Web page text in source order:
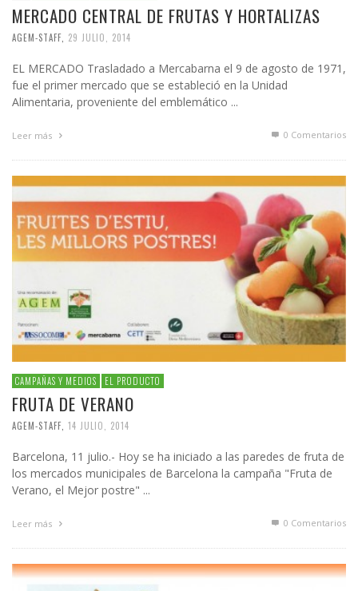
MERCADO CENTRAL DE FRUTAS Y HORTALIZAS
AGEM-STAFF 29 JULIO, 2014
EL MERCADO Trasladado a Mercabarna el 9 de agosto de 1971,
fue el primer mercado que se estableció en la Unidad
Alimentaria, proveniente del emblemático ...
Leer más 0 Comentarios
CAMPAÑAS Y MEDIOS EL PRODUCTO
FRUTA DE VERANO
AGEM-STAFF 14 JULIO, 2014
Barcelona, 11 julio.- Hoy se ha iniciado a las paredes de fruta de
los mercados municipales de Barcelona la campaña "Fruta de
Verano, el Mejor postre" ...
Leer más 0 Comentarios